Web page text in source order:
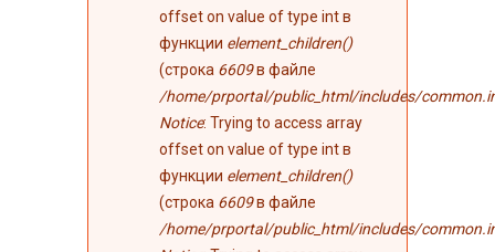
offset on value of type int в
функции element_children()
(строка 6609в файле
/home/prportal/public_html/includes/
Notice: Trying to access array
offset on value of type int в
функции element_children()
(строка 6609в файле
/home/prportal/public_html/includes/